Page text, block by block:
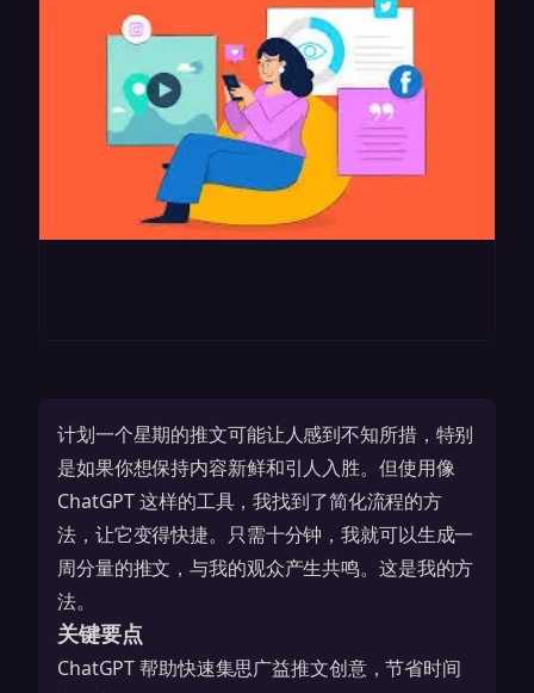
计划一个星期的推文可能让人感到不知所措，特别
是如果你想保持内容新鲜和引人入胜。但使用像
ChatGPT 这样的工具，我找到了简化流程的方
法，让它变得快捷。只需十分钟，我就可以生成一
周分量的推文，与我的观众产生共鸣。这是我的方
法。
关键要点
ChatGPT 帮助快速集思广益推文创意，节省时间